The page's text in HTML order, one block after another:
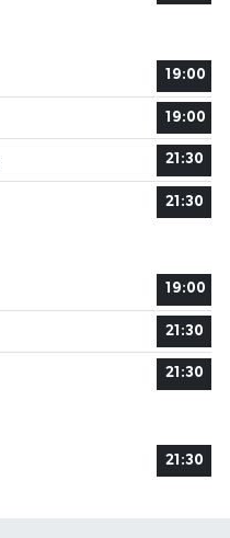
19:00
19:00
21:30
21:30
19:00
21:30
21:30
21:30